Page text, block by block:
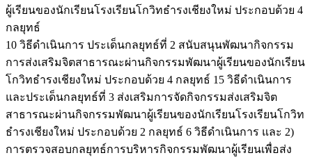
ผู้เรียนของนักเรียนโรงเรียนโกวิทธำรงเชียงใหม่ ประกอบด้วย 4
กลยุทธ์
10 วิธีดำเนินการ ประเด็นกลยุทธ์ที่ 2 สนับสนุนพัฒนากิจกรรม
การส่งเสริมจิตสาธารณะผ่านกิจกรรมพัฒนาผู้เรียนของนักเรียน
โกวิทธำรงเชียงใหม่ ประกอบด้วย 4 กลยุทธ์ 15 วิธีดำเนินการ
และประเด็นกลยุทธ์ที่ 3 ส่งเสริมการจัดกิจกรรมส่งเสริมจิต
สาธารณะผ่านกิจกรรมพัฒนาผู้เรียนของนักเรียนโรงเรียนโกวิท
ธำรงเชียงใหม่ ประกอบด้วย 2 กลยุทธ์ 6 วิธีดำเนินการ และ 2)
การตรวจสอบกลยุทธ์การบริหารกิจกรรมพัฒนาผู้เรียนเพื่อส่ง